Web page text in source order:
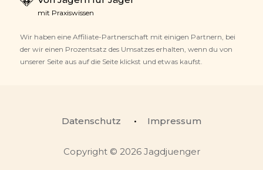
mit Praxiswissen
Wir haben eine Affiliate-Partnerschaft mit einigen Partnern, bei
der wir einen Prozentsatz des Umsatzes erhalten, wenn du von
unserer Seite aus auf die Seite klickst und etwas kaufst.
Copyright © 2026 Jagdjuenger
Datenschutz Impressum